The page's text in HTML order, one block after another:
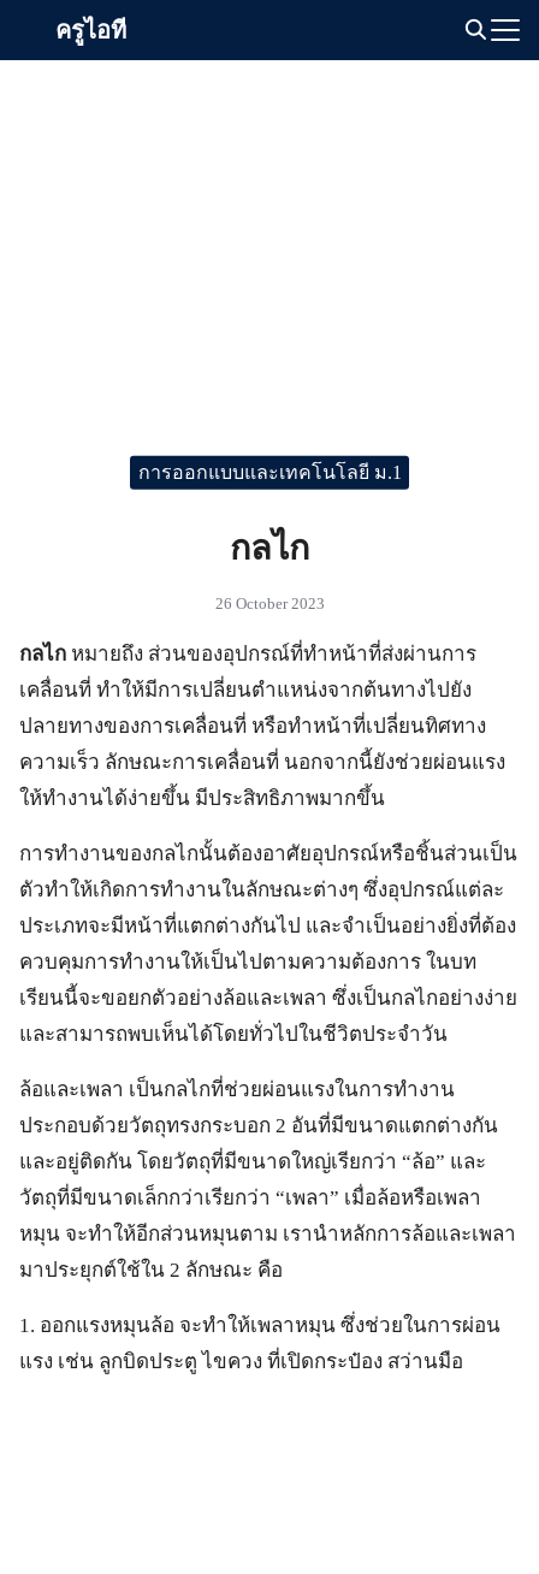
ครูไอที
การออกแบบและเทคโนโลยี ม.1
กลไก
26 October 2023
กลไก หมายถึง ส่วนของอุปกรณ์ที่ทำหน้าที่ส่งผ่านการ
เคลื่อนที่ ทำให้มีการเปลี่ยนตำแหน่งจากต้นทางไปยัง
ปลายทางของการเคลื่อนที่ หรือทำหน้าที่เปลี่ยนทิศทาง
ความเร็ว ลักษณะการเคลื่อนที่ นอกจากนี้ยังช่วยผ่อนแรง
ให้ทำงานได้ง่ายขึ้น มีประสิทธิภาพมากขึ้น
การทำงานของกลไกนั้นต้องอาศัยอุปกรณ์หรือชิ้นส่วนเป็น
ตัวทำให้เกิดการทำงานในลักษณะต่างๆ ซึ่งอุปกรณ์แต่ละ
ประเภทจะมีหน้าที่แตกต่างกันไป และจำเป็นอย่างยิ่งที่ต้อง
ควบคุมการทำงานให้เป็นไปตามความต้องการ ในบท
เรียนนี้จะขอยกตัวอย่างล้อและเพลา ซึ่งเป็นกลไกอย่างง่าย
และสามารถพบเห็นได้โดยทั่วไปในชีวิตประจำวัน
ล้อและเพลา เป็นกลไกที่ช่วยผ่อนแรงในการทำงาน
ประกอบด้วยวัตถุทรงกระบอก 2 อันที่มีขนาดแตกต่างกัน
และอยู่ติดกัน โดยวัตถุที่มีขนาดใหญ่เรียกว่า “ล้อ” และ
วัตถุที่มีขนาดเล็กกว่าเรียกว่า “เพลา” เมื่อล้อหรือเพลา
หมุน จะทำให้อีกส่วนหมุนตาม เรานำหลักการล้อและเพลา
มาประยุกต์ใช้ใน 2 ลักษณะ คือ
1. ออกแรงหมุนล้อ จะทำให้เพลาหมุน ซึ่งช่วยในการผ่อน
แรง เช่น ลูกบิดประตู ไขควง ที่เปิดกระป๋อง สว่านมือ